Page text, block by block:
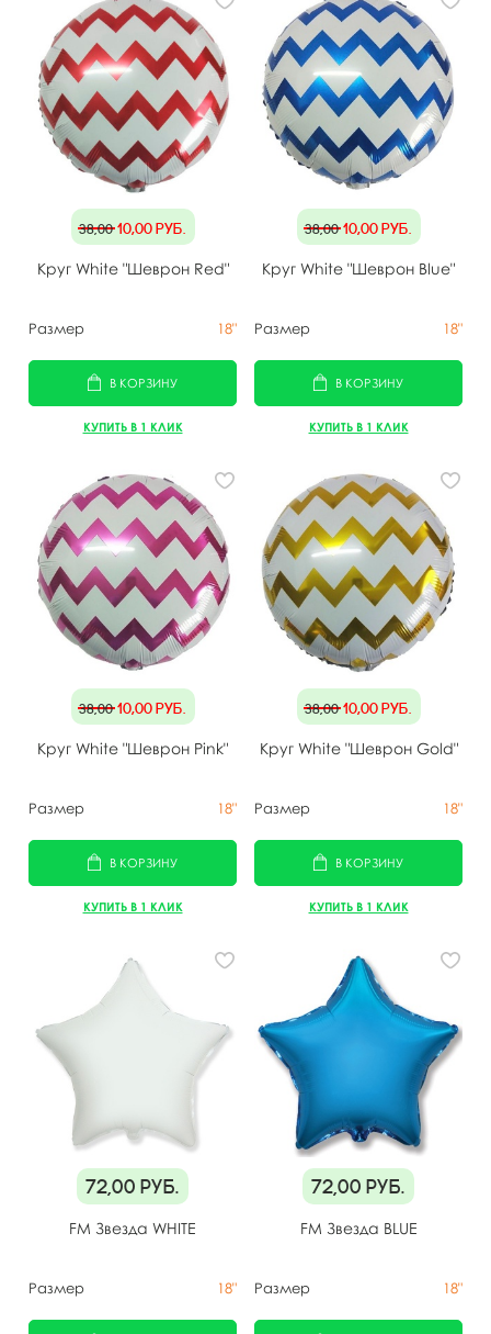
38,0010,00руб.
Круг White "Шеврон Red"
Размер 18"
В КОРЗИНУ
КУПИТЬ В 1 КЛИК
38,0010,00руб.
Круг White "Шеврон Blue"
Размер 18"
В КОРЗИНУ
КУПИТЬ В 1 КЛИК
38,0010,00руб.
Круг White "Шеврон Pink"
Размер 18"
В КОРЗИНУ
КУПИТЬ В 1 КЛИК
38,0010,00руб.
Круг White "Шеврон Gold"
Размер 18"
В КОРЗИНУ
КУПИТЬ В 1 КЛИК
72,00 руб.
FM Звезда WHITE
Размер 18"
72,00 руб.
FM Звезда BLUE
Размер 18"